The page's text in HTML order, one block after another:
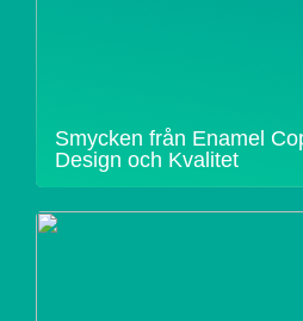
Smycken från Enamel
Design och Kvalitet